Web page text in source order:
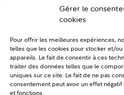
Gérer le
cookies
Pour offrir les meilleures expériences,
telles que les cookies pour stocker et/
appareils. Le fait de consentir à ces
traiter des données telles que le
uniques sur ce site. Le fait de ne pas
consentement peut avoir un effet
et fonctions.
Présentation de l’observatoire
La boîte à outils
Présentation
Tous les outils
Proposer un outil